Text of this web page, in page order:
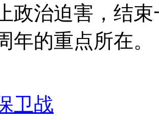
政治迫害，结
年的重点所在。
卫战